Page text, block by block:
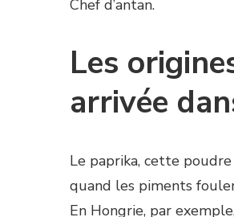
Chef d’antan.
Les
arrivée
Le paprika, cette
quand les piments
En Hongrie, par